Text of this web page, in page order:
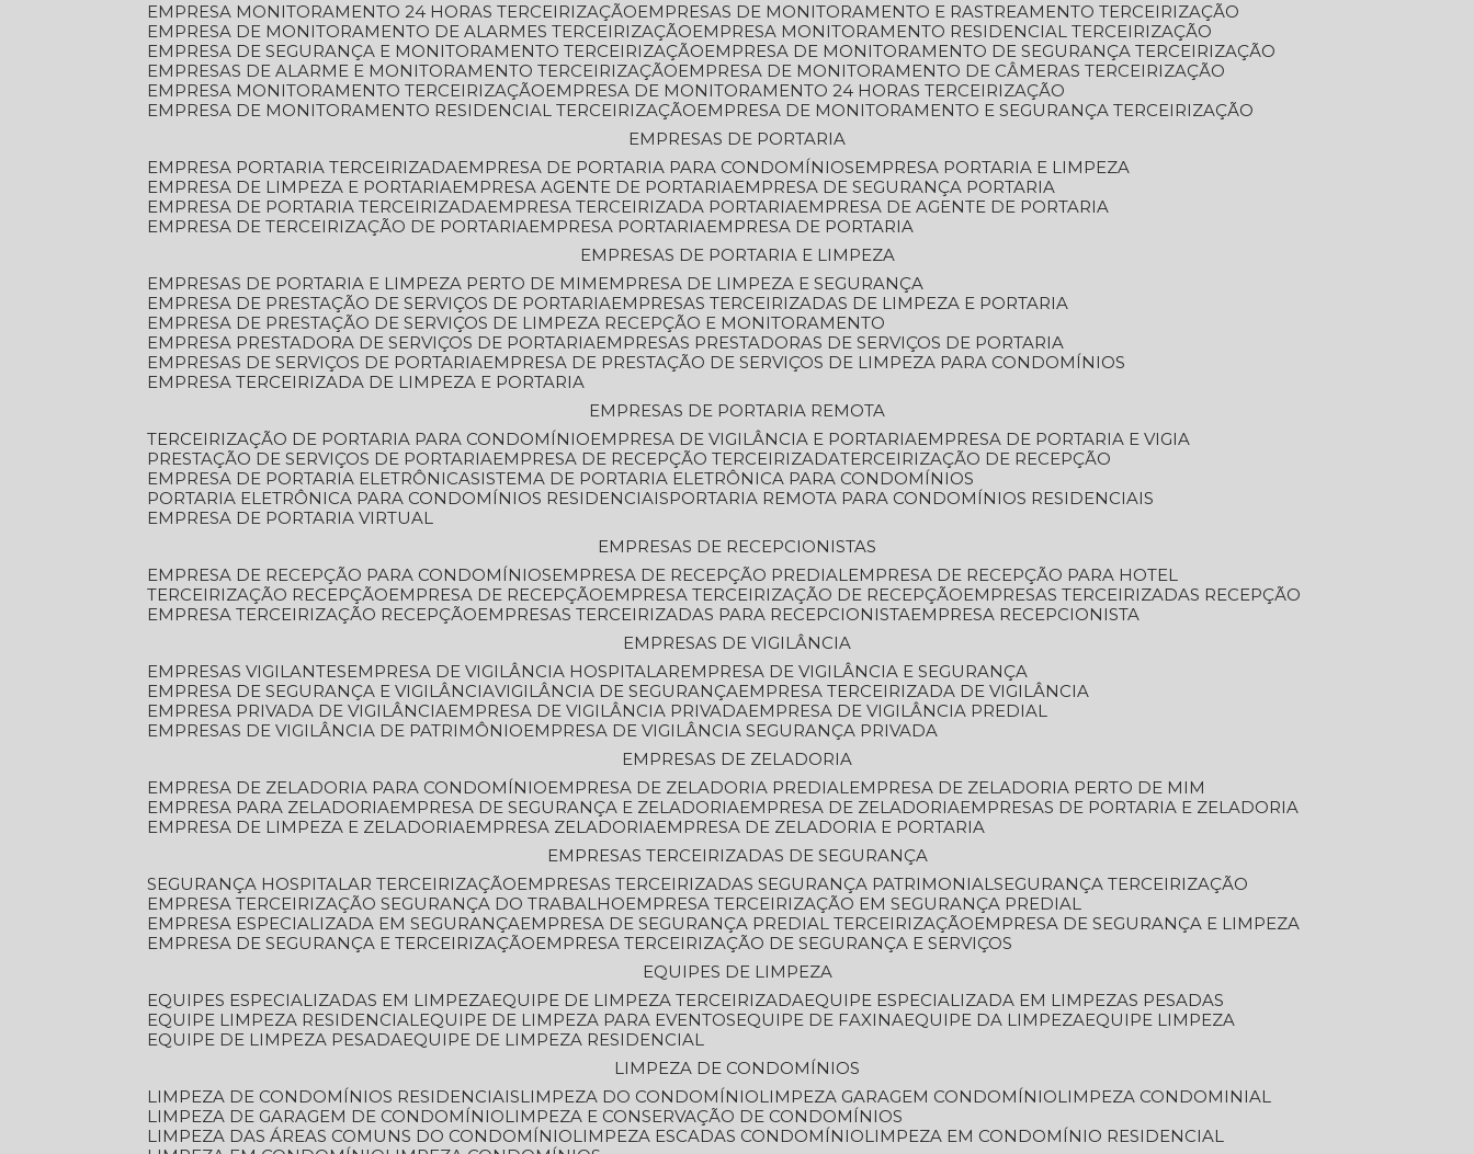
EMPRESA MONITORAMENTO 24 HORAS TERCEIRIZAÇÃO
EMPRESAS DE MONITORAMENTO E RASTREAMENTO TERCEIRIZAÇÃO
EMPRESA DE MONITORAMENTO DE ALARMES TERCEIRIZAÇÃO
EMPRESA MONITORAMENTO RESIDENCIAL TERCEIRIZAÇÃO
EMPRESA DE SEGURANÇA E MONITORAMENTO TERCEIRIZAÇÃO
EMPRESA DE MONITORAMENTO DE SEGURANÇA TERCEIRIZAÇÃO
EMPRESAS DE ALARME E MONITORAMENTO TERCEIRIZAÇÃO
EMPRESA DE MONITORAMENTO DE CÂMERAS TERCEIRIZAÇÃO
EMPRESA MONITORAMENTO TERCEIRIZAÇÃO
EMPRESA DE MONITORAMENTO 24 HORAS TERCEIRIZAÇÃO
EMPRESA DE MONITORAMENTO RESIDENCIAL TERCEIRIZAÇÃO
EMPRESA DE MONITORAMENTO E SEGURANÇA TERCEIRIZAÇÃO
EMPRESAS DE PORTARIA
EMPRESA PORTARIA TERCEIRIZADA
EMPRESA DE PORTARIA PARA CONDOMÍNIOS
EMPRESA PORTARIA E LIMPEZA
EMPRESA DE LIMPEZA E PORTARIA
EMPRESA AGENTE DE PORTARIA
EMPRESA DE SEGURANÇA PORTARIA
EMPRESA DE PORTARIA TERCEIRIZADA
EMPRESA TERCEIRIZADA PORTARIA
EMPRESA DE AGENTE DE PORTARIA
EMPRESA DE TERCEIRIZAÇÃO DE PORTARIA
EMPRESA PORTARIA
EMPRESA DE PORTARIA
EMPRESAS DE PORTARIA E LIMPEZA
EMPRESAS DE PORTARIA E LIMPEZA PERTO DE MIM
EMPRESA DE LIMPEZA E SEGURANÇA
EMPRESA DE PRESTAÇÃO DE SERVIÇOS DE PORTARIA
EMPRESAS TERCEIRIZADAS DE LIMPEZA E PORTARIA
EMPRESA DE PRESTAÇÃO DE SERVIÇOS DE LIMPEZA RECEPÇÃO E MONITORAMENTO
EMPRESA PRESTADORA DE SERVIÇOS DE PORTARIA
EMPRESAS PRESTADORAS DE SERVIÇOS DE PORTARIA
EMPRESAS DE SERVIÇOS DE PORTARIA
EMPRESA DE PRESTAÇÃO DE SERVIÇOS DE LIMPEZA PARA CONDOMÍNIOS
EMPRESA TERCEIRIZADA DE LIMPEZA E PORTARIA
EMPRESAS DE PORTARIA REMOTA
TERCEIRIZAÇÃO DE PORTARIA PARA CONDOMÍNIO
EMPRESA DE VIGILÂNCIA E PORTARIA
EMPRESA DE PORTARIA E VIGIA
PRESTAÇÃO DE SERVIÇOS DE PORTARIA
EMPRESA DE RECEPÇÃO TERCEIRIZADA TERCEIRIZAÇÃO DE RECEPÇÃO
EMPRESA DE PORTARIA ELETRÔNICA SISTEMA DE PORTARIA ELETRÔNICA PARA CONDOMÍNIOS
PORTARIA ELETRÔNICA PARA CONDOMÍNIOS RESIDENCIAIS
PORTARIA REMOTA PARA CONDOMÍNIOS RESIDENCIAIS
EMPRESA DE PORTARIA VIRTUAL
EMPRESAS DE RECEPCIONISTAS
EMPRESA DE RECEPÇÃO PARA CONDOMÍNIOS
EMPRESA DE RECEPÇÃO PREDIAL
EMPRESA DE RECEPÇÃO PARA HOTEL
TERCEIRIZAÇÃO RECEPÇÃO
EMPRESA DE RECEPÇÃO EMPRESA TERCEIRIZAÇÃO DE RECEPÇÃO
EMPRESAS TERCEIRIZADAS RECEPÇÃO
EMPRESA TERCEIRIZAÇÃO RECEPÇÃO
EMPRESAS TERCEIRIZADAS PARA RECEPCIONISTA
EMPRESA RECEPCIONISTA
EMPRESAS DE VIGILÂNCIA
EMPRESAS VIGILANTES
EMPRESA DE VIGILÂNCIA HOSPITALAR
EMPRESA DE VIGILÂNCIA E SEGURANÇA
EMPRESA DE SEGURANÇA E VIGILÂNCIA VIGILÂNCIA DE SEGURANÇA
EMPRESA TERCEIRIZADA DE VIGILÂNCIA
EMPRESA PRIVADA DE VIGILÂNCIA
EMPRESA DE VIGILÂNCIA PRIVADA
EMPRESA DE VIGILÂNCIA PREDIAL
EMPRESAS DE VIGILÂNCIA DE PATRIMÔNIO
EMPRESA DE VIGILÂNCIA SEGURANÇA PRIVADA
EMPRESAS DE ZELADORIA
EMPRESA DE ZELADORIA PARA CONDOMÍNIO
EMPRESA DE ZELADORIA PREDIAL
EMPRESA DE ZELADORIA PERTO DE MIM
EMPRESA PARA ZELADORIA
EMPRESA DE SEGURANÇA E ZELADORIA EMPRESA DE ZELADORIA
EMPRESAS DE PORTARIA E ZELADORIA
EMPRESA DE LIMPEZA E ZELADORIA
EMPRESA ZELADORIA
EMPRESA DE ZELADORIA E PORTARIA
EMPRESAS TERCEIRIZADAS DE SEGURANÇA
SEGURANÇA HOSPITALAR TERCEIRIZAÇÃO
EMPRESAS TERCEIRIZADAS SEGURANÇA PATRIMONIAL SEGURANÇA TERCEIRIZAÇÃO
EMPRESA TERCEIRIZAÇÃO SEGURANÇA DO TRABALHO
EMPRESA TERCEIRIZAÇÃO EM SEGURANÇA PREDIAL
EMPRESA ESPECIALIZADA EM SEGURANÇA
EMPRESA DE SEGURANÇA PREDIAL TERCEIRIZAÇÃO
EMPRESA DE SEGURANÇA E LIMPEZA
EMPRESA DE SEGURANÇA E TERCEIRIZAÇÃO
EMPRESA TERCEIRIZAÇÃO DE SEGURANÇA E SERVIÇOS
EQUIPES DE LIMPEZA
EQUIPES ESPECIALIZADAS EM LIMPEZA EQUIPE DE LIMPEZA TERCEIRIZADA EQUIPE ESPECIALIZADA EM LIMPEZAS PESADAS
EQUIPE LIMPEZA RESIDENCIAL EQUIPE DE LIMPEZA PARA EVENTOS EQUIPE DE FAXINA EQUIPE DA LIMPEZA EQUIPE LIMPEZA
EQUIPE DE LIMPEZA PESADA EQUIPE DE LIMPEZA RESIDENCIAL
LIMPEZA DE CONDOMÍNIOS
LIMPEZA DE CONDOMÍNIOS RESIDENCIAIS
LIMPEZA DO CONDOMÍNIO LIMPEZA GARAGEM CONDOMÍNIO
LIMPEZA CONDOMINIAL
LIMPEZA DE GARAGEM DE CONDOMÍNIO
LIMPEZA E CONSERVAÇÃO DE CONDOMÍNIOS
LIMPEZA DAS ÁREAS COMUNS DO CONDOMÍNIO
LIMPEZA ESCADAS CONDOMÍNIO
LIMPEZA EM CONDOMÍNIO RESIDENCIAL